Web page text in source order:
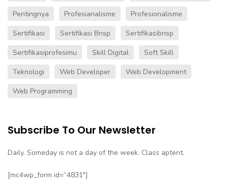
Pentingnya
Profesianalisme
Profesionalisme
Sertifikasi
Sertifikasi Bnsp
Sertifikasibnsp
Sertifikasiprofesimu
Skill Digital
Soft Skill
Teknologi
Web Developer
Web Development
Web Programming
Subscribe To Our Newsletter
Daily. Someday is not a day of the week. Class aptent.
[mc4wp_form id=”4831″]